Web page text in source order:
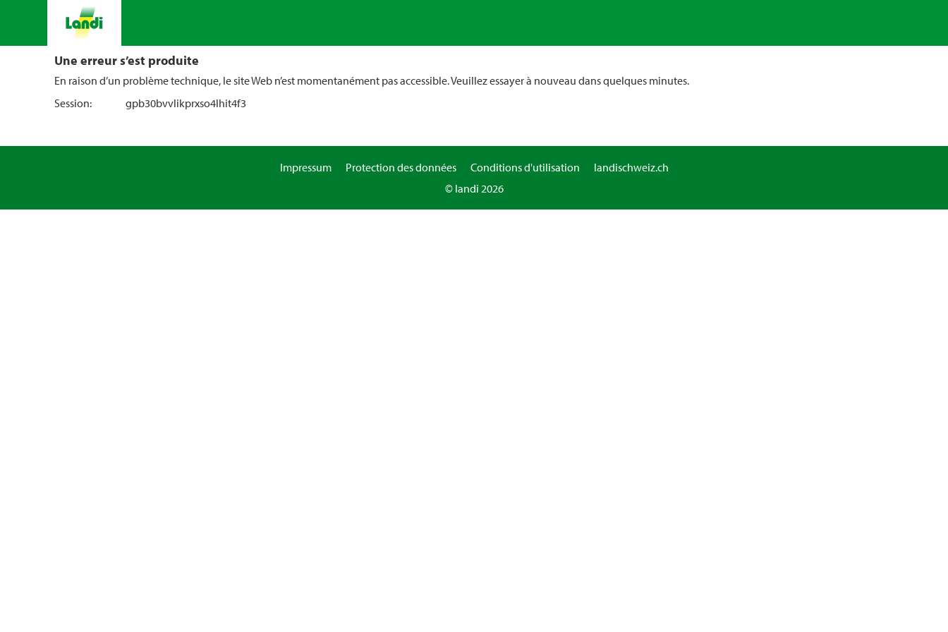
Une erreur s’est produite
En raison d’un problème technique, le site Web n’est momentanément pas accessible. Veuillez essayer à nouveau dans quelques minutes.
Session:
gpb30bvvlikprxso4lhit4f3
Impressum Protection des données Conditions d'utilisation
landischweiz.ch
© landi 2026